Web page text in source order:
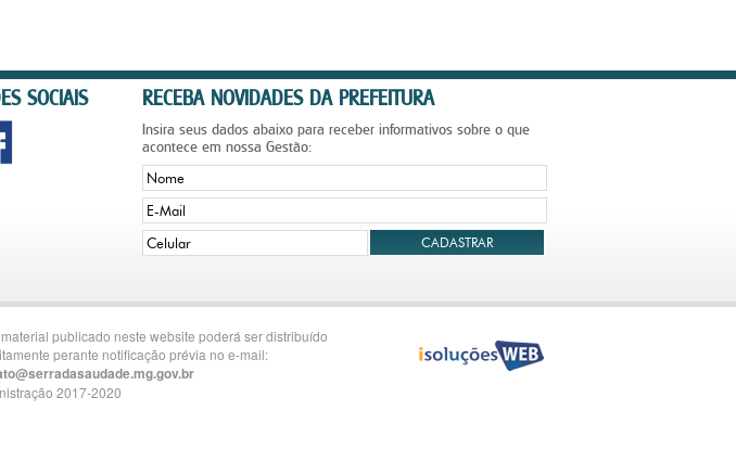
SOCIAIS RECEBA NOVIDADES DA PREFEITURA
Insira seus dados abaixo para receber informativos sobre o que
acontece em nossa Gestão:
CADASTRAR
publicado neste website poderá ser distribuído
perante notificação prévia no e-mail:
2017-2020